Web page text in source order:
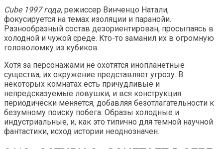
Cube 1997 года, режиссер Винченцо Натали,
фокусируется на темах изоляции и паранойи.
Разнообразный состав дезориентирован, просыпаясь в
холодной и чужой среде. Кто-то заманил их в огромную
головоломку из кубиков.
Хотя за персонажами не охотятся инопланетные
существа, их окружение представляет угрозу. В
некоторых комнатах есть причудливые и
непредсказуемые ловушки, и вся конструкция
периодически меняется, добавляя безотлагательности к
безумному поиску побега. Образы холодные и
индустриальные, и, как это типично для темной научной
фантастики, исход истории неоднозначен.